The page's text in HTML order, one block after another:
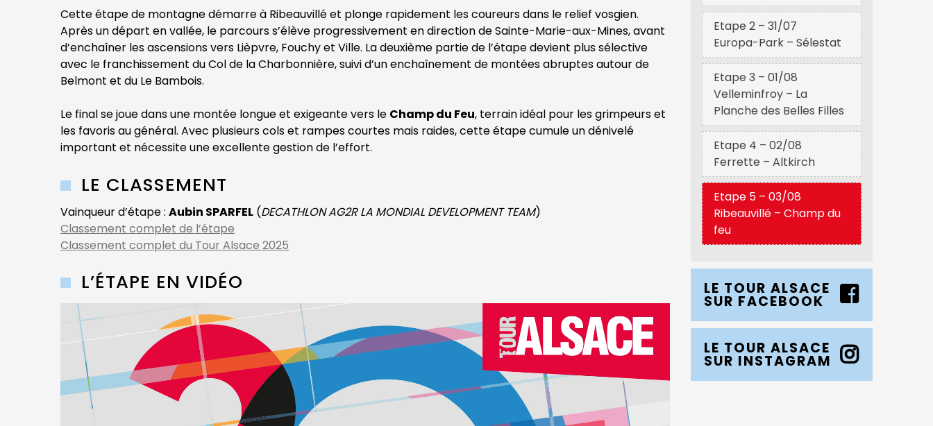
Cette étape de montagne démarre à Ribeauvillé et plonge rapidement les coureurs dans le relief vosgien.
Après un départ en vallée, le parcours s’élève progressivement en direction de Sainte-Marie-aux-Mines, avant
d’enchaîner les ascensions vers Lièpvre, Fouchy et Ville. La deuxième partie de l’étape devient plus sélective
avec le franchissement du Col de la Charbonnière, suivi d’un enchaînement de montées abruptes autour de
Belmont et du Le Bambois.
Le final se joue dans une montée longue et exigeante vers le Champ du Feu, terrain idéal pour les grimpeurs et
les favoris au général. Avec plusieurs cols et rampes courtes mais raides, cette étape cumule un dénivelé
important et nécessite une excellente gestion de l’effort.
LE CLASSEMENT
Vainqueur d’étape : Aubin SPARFEL (DECATHLON AG2R LA MONDIAL DEVELOPMENT TEAM)
Classement complet de l’étape
Classement complet du Tour Alsace 2025
L’ÉTAPE EN VIDÉO
Etape 2 – 31/07
Europa-Park – Sélestat
Etape 3 – 01/08
Velleminfroy – La
Planche des Belles Filles
Etape 4 – 02/08
Ferrette – Altkirch
Etape 5 – 03/08
Ribeauvillé – Champ du
feu
LE TOUR ALSACE
SUR FACEBOOK
LE TOUR ALSACE
SUR INSTAGRAM